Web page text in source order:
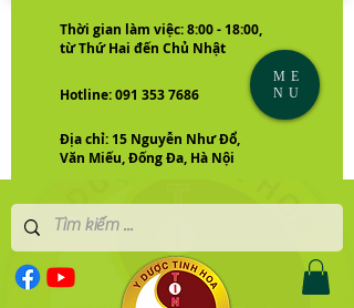
Thời gian làm việc: 8:00 - 18:00,
từ Thứ Hai đến Chủ Nhật
Hotline: 091 353 7686
Địa chỉ: 15 Nguyễn Như Đổ,
Văn Miếu, Đống Đa, Hà Nội
ME
NU